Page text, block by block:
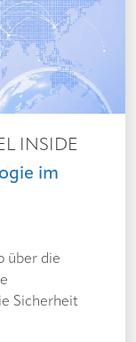
INSIDE
im
über die
Sicherheit